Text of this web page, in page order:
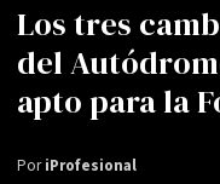
Los tres
del
apto para la
PoriProfesional